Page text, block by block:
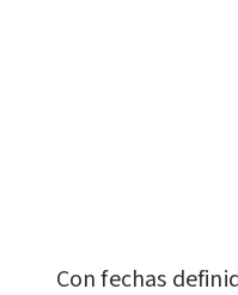
Con fechas